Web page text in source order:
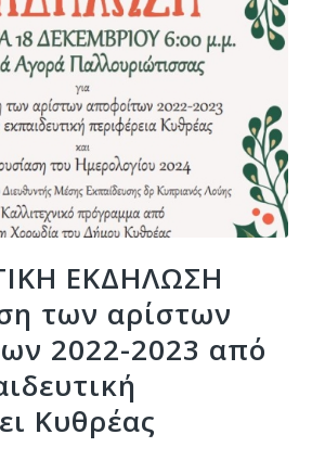
ΕΚΔΗΛΩΣΗ
των αρίστων
2022-2023 από
Κυθρέας